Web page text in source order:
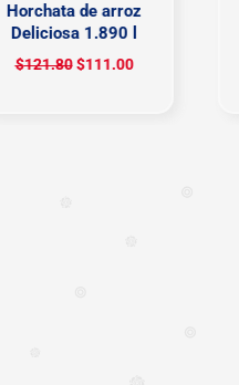
Horchata de arroz
Deliciosa 1.890 l
121.80$111.00